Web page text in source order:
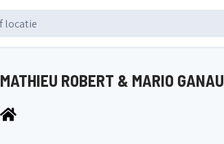
MATHIEU ROBERT & MARIO GANAU